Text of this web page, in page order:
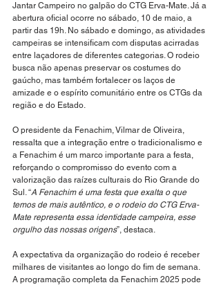
Jantar Campeiro no galpão do CTG Erva-Mate. Já a
abertura oficial ocorre no sábado, 10 de maio, a
partir das 19h. No sábado e domingo, as atividades
campeiras se intensificam com disputas acirradas
entre laçadores de diferentes categorias. O rodeio
busca não apenas preservar os costumes do
gaúcho, mas também fortalecer os laços de
amizade e o espírito comunitário entre os CTGs da
região e do Estado.
O presidente da Fenachim, Vilmar de Oliveira,
ressalta que a integração entre o tradicionalismo e
a Fenachim é um marco importante para a festa,
reforçando o compromisso do evento com a
valorização das raízes culturais do Rio Grande do
Sul. “A Fenachim é uma festa que exalta o que
temos de mais autêntico, e o rodeio do CTG Erva-
Mate representa essa identidade campeira, esse
orgulho das nossas origens”, destaca.
A expectativa da organização do rodeio é receber
milhares de visitantes ao longo do fim de semana.
A programação completa da Fenachim 2025 pode